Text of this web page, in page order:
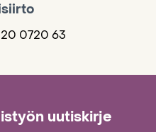
0720 63
uutiskirje